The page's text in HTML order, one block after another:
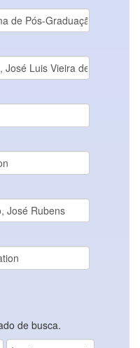
de busca.